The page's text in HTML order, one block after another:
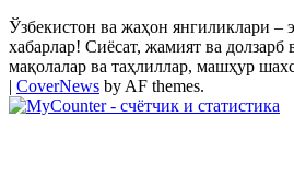
Ўзбекистон ва жаҳон янгиликлари –
хабарлар! Сиёсат, жамият ва долзарб
мақолалар ва таҳлиллар, машҳур
| CoverNews by AF themes.